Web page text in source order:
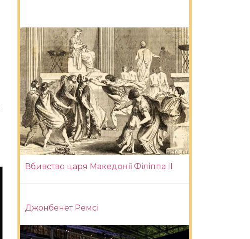
Вбивство царя Македонії Філіппа II
Джонбенет Ремсі